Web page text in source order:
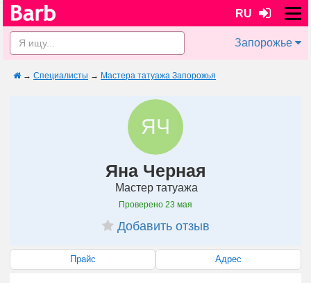
RU
Запорожье
→ Специалисты → Мастера татуажа Запорожья
ЯЧ
Яна Черная
Мастер татуажа
Проверено 23 мая
Добавить отзыв
Прайс Адрес